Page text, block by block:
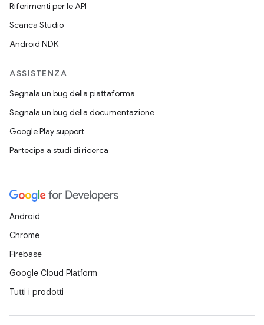
Riferimenti per le API
Scarica Studio
Android NDK
ASSISTENZA
Segnala un bug della piattaforma
Segnala un bug della documentazione
Google Play support
Partecipa a studi di ricerca
Android
Chrome
Firebase
Google Cloud Platform
Tutti i prodotti